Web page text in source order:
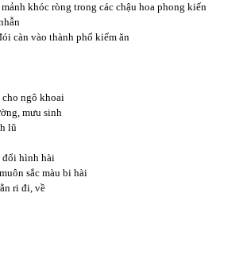
khóc ròng trong các chậu hoa phong kiến
càn vào thành phố kiếm ăn
cho ngô khoai
mưu sinh
lũ
đổi hình hài
sắc màu bi hài
ri đi, về